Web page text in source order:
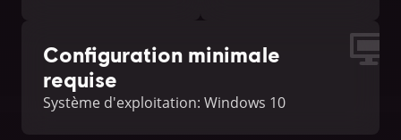
Configuration minimale
requise
Système d'exploitation: Windows 10